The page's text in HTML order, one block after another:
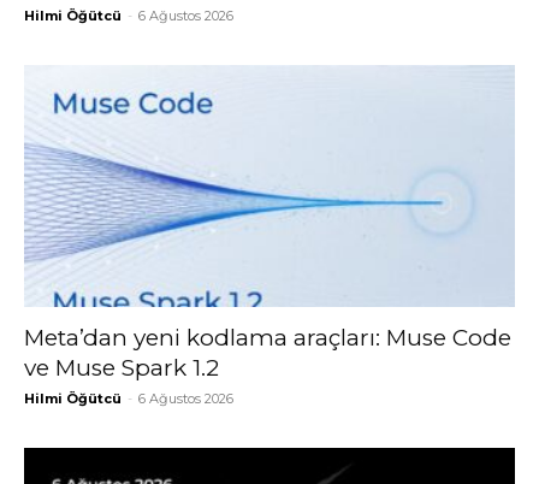
Hilmi Öğütcü - 6 Ağustos 2026
Meta’dan yeni kodlama araçları: Muse Code
ve Muse Spark 1.2
Hilmi Öğütcü - 6 Ağustos 2026